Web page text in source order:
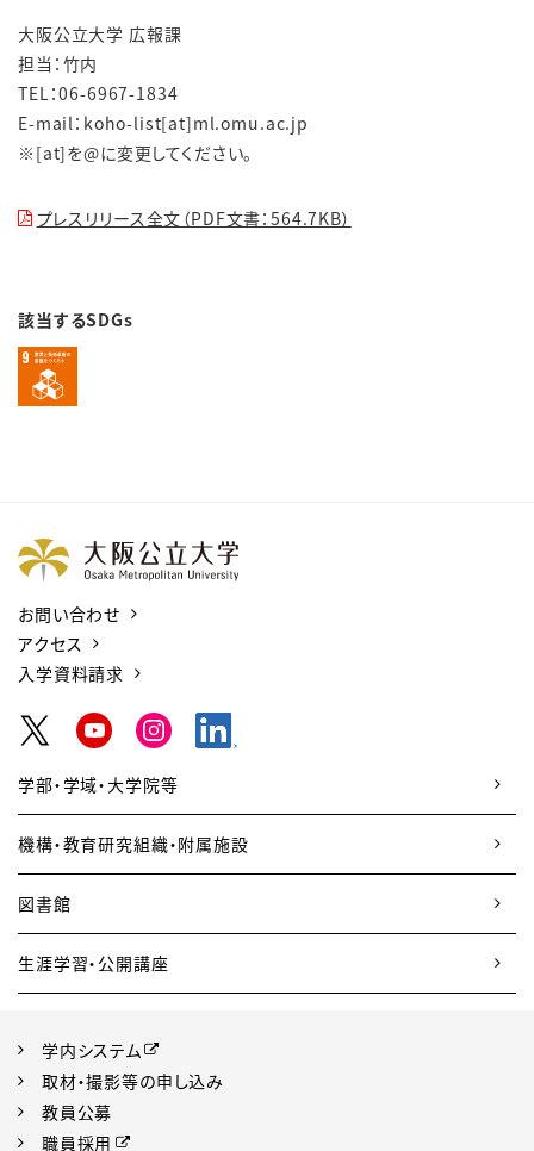
大阪公立大学 広報課
担当：竹内
TEL：06-6967-1834
E-mail：koho-list[at]ml.omu.ac.jp
※[at]を@に変更してください。
プレスリリース全文（PDF文書：564.7KB）
該当するSDGs
お問い合わせ
アクセス
入学資料請求
学部・学域・大学院等
機構・教育研究組織・附属施設
図書館
生涯学習・公開講座
学内システム
取材・撮影等の申し込み
教員公募
職員採用